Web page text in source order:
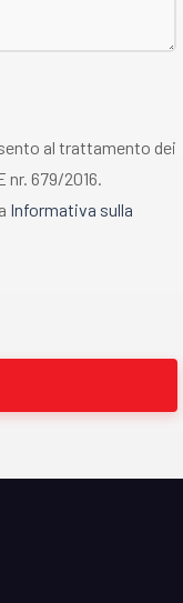
al trattamento dei
nr. 679/2016.
Informativa sulla